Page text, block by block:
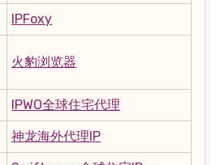
IPFoxy
火豹浏览器
IPWO全球住宅代理
神龙海外代理IP